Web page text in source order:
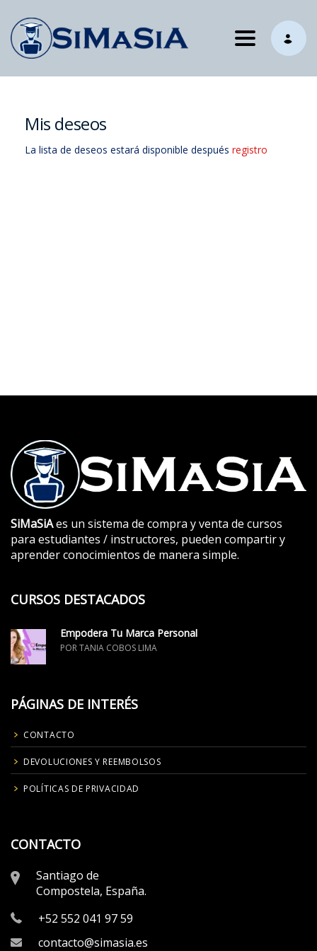
Toggle
Mis deseos
La lista de deseos estará disponible después registro
SiMaSiAes un sistema de compra y venta de cursos
para estudiantes / instructores, pueden compartir y
aprender conocimientos de manera simple.
CURSOS DESTACADOS
Empodera Tu Marca Personal
POR TANIA COBOS LIMA
PÁGINAS DE INTERÉS
CONTACTO
DEVOLUCIONES Y REEMBOLSOS
POLÍTICAS DE PRIVACIDAD
CONTACTO
Santiago de
Compostela, España.
+52 552 041 97 59
contacto@simasia.es